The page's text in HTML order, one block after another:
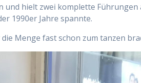
hielt zwei komplette
1990er Jahre spannte.
Menge fast schon zum tanzen